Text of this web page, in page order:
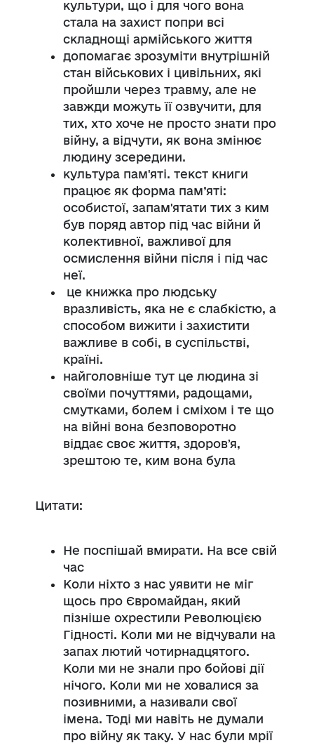
культури, що і для чого вона
стала на захист попри всі
складнощі армійського життя
допомагає зрозуміти внутрішній
стан військових і цивільних, які
пройшли через травму, але не
завжди можуть її озвучити, для
тих, хто хоче не просто знати про
війну, а відчути, як вона змінює
людину зсередини.
культура пам'яті. текст книги
працює як форма пам’яті:
особистої, запам'ятати тих з ким
був поряд автор під час війни й
колективної, важливої для
осмислення війни після і під час
неї.
це книжка про людську
вразливість, яка не є слабкістю, а
способом вижити і захистити
важливе в собі, в суспільстві,
країні.
найголовніше тут це людина зі
своїми почуттями, радощами,
смутками, болем і сміхом і те що
на війні вона безповоротно
віддає своє життя, здоровʼя,
зрештою те, ким вона була
Цитати:
Не поспішай вмирати. На все свій
час
Коли ніхто з нас уявити не міг
щось про Євромайдан, який
пізніше охрестили Революцією
Гідності. Коли ми не відчували на
запах лютий чотирнадцятого.
Коли ми не знали про бойові дії
нічого. Коли ми не ховалися за
позивними, а називали свої
імена. Тоді ми навіть не думали
про війну як таку. У нас були мрії